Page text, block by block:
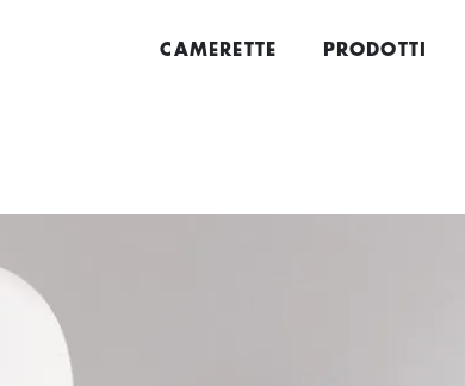
CAMERETTE PRODOTTI